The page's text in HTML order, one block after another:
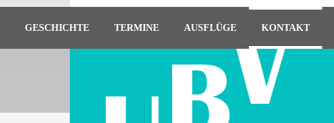
GESCHICHTE TERMINE AUSFLÜGE KONTAKT